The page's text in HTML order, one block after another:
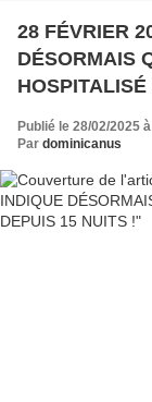
28 FÉVRIER
DÉSORMAIS
Publié le 28/02/2025
Par dominicanus